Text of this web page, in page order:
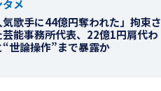
メ
気歌手に44億円奪われた」拘束さ
芸能事務所代表、22億1円肩代わ
“世論操作”まで暴露か